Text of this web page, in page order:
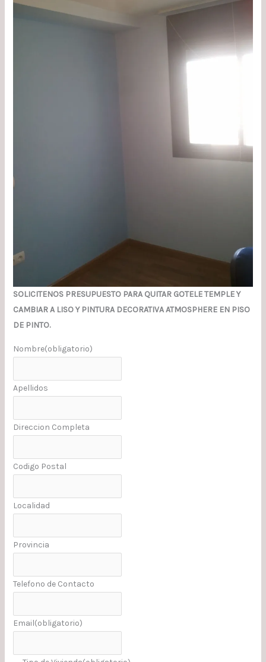
SOLICITENOS PRESUPUESTO PARA QUITAR GOTELE TEMPLE Y
CAMBIAR A LISO Y PINTURA DECORATIVA ATMOSPHERE EN PISO
DE PINTO.
Nombre(obligatorio)
Apellidos
Direccion Completa
Codigo Postal
Localidad
Provincia
Telefono de Contacto
Email(obligatorio)